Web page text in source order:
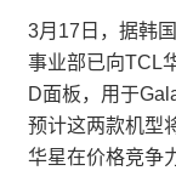
3月17日，据韩
事业部已向TCL
D面板，用于
预计这两款机型
华星在价格竞争